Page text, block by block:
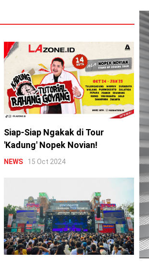
Siap-Siap Ngakak di Tour
'Kadung' Nopek Novian!
NEWS 15 Oct 2024